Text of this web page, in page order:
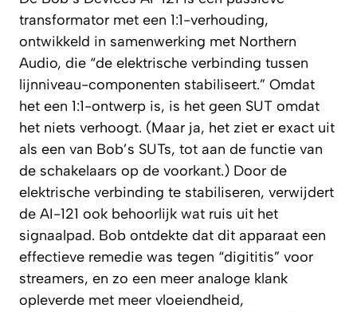
transformator met een 1:1-verhouding,
ontwikkeld in samenwerking met Northern
Audio, die “de elektrische verbinding tussen
lijnniveau-componenten stabiliseert.” Omdat
het een 1:1-ontwerp is, is het geen SUT omdat
het niets verhoogt. (Maar ja, het ziet er exact uit
als een van Bob’s SUTs, tot aan de functie van
de schakelaars op de voorkant.) Door de
elektrische verbinding te stabiliseren, verwijdert
de AI-121 ook behoorlijk wat ruis uit het
signaalpad. Bob ontdekte dat dit apparaat een
effectieve remedie was tegen “digititis” voor
streamers, en zo een meer analoge klank
opleverde met meer vloeiendheid,